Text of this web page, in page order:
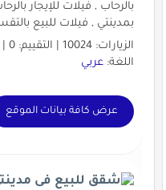
بالرحاب , فيلات للإيجار
بمدينتي , فيلات للبيع
الزيارات: 10024 | التقييم: 0 | المقيّمين: 0 | الدولة:
اللغة: عربي
عرض كافة بيانات الموقع